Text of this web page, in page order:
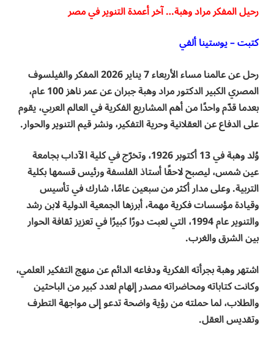
رحيل المفكر مراد وهبة… آخر أعمدة التنوير في مصر
كتبت – يوستينا ألفي
رحل عن عالمنا مساء الأربعاء 7 يناير 2026 المفكر والفيلسوف
المصري الكبير الدكتور مراد وهبة جبران عن عمر ناهز 100 عام،
بعدما قدّم واحدًا من أهم المشاريع الفكرية في العالم العربي، يقوم
على الدفاع عن العقلانية وحرية التفكير، ونشر قيم التنوير والحوار.
وُلد وهبة في 13 أكتوبر 1926، وتخرّج في كلية الآداب بجامعة
عين شمس، ليصبح لاحقًا أستاذ الفلسفة ورئيس قسمها بكلية
التربية. وعلى مدار أكثر من سبعين عامًا، شارك في تأسيس
وقيادة مؤسسات فكرية مهمة، أبرزها الجمعية الدولية لابن رشد
والتنوير عام 1994، التي لعبت دورًا كبيرًا في تعزيز ثقافة الحوار
بين الشرق والغرب.
اشتهر وهبة بجرأته الفكرية ودفاعه الدائم عن منهج التفكير العلمي،
وكانت كتاباته ومحاضراته مصدر إلهام لعدد كبير من الباحثين
والطلاب، لما حملته من رؤية واضحة تدعو إلى مواجهة التطرف
وتقديس العقل.